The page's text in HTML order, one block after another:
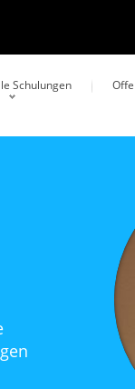
Schulungen